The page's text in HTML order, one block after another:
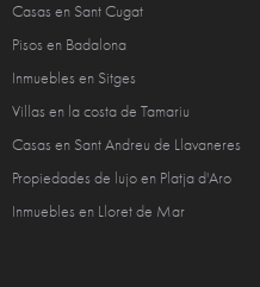
Casas en Sant Cugat
Pisos en Badalona
Inmuebles en Sitges
Villas en la costa de Tamariu
Casas en Sant Andreu de Llavaneres
Propiedades de lujo en Platja d'Aro
Inmuebles en Lloret de Mar